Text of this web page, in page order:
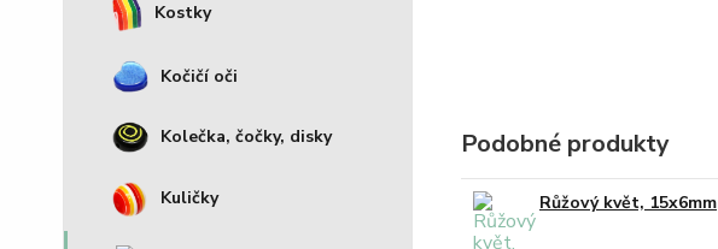
Kostky
Kočičí oči
Kolečka, čočky, disky
Kuličky
Podobné produkty
Růžový květ, 15x6mm